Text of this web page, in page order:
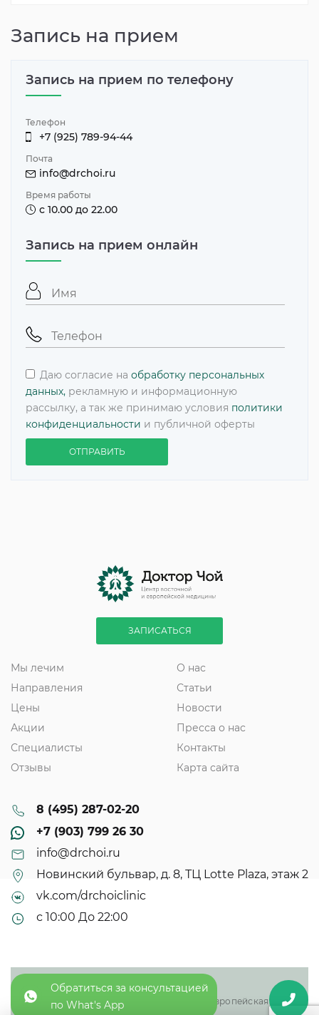
Запись на прием
Запись на прием онлайн
Даю согласие на обработку персональных
данных, рекламную и информационную
рассылку, а так же принимаю условия политики
конфиденциальности и публичной оферты
ОТПРАВИТЬ
Запись на прием по телефону
Телефон
+7 (925) 789-94-44
Почта
info@drchoi.ru
Время работы
с 10.00 до 22.00
ЗАПИСАТЬСЯ
Мы лечим
Направления
Цены
Акции
Специалисты
Отзывы
О нас
Статьи
Новости
Пресса о нас
Контакты
Карта сайта
8 (495) 287-02-20
+7 (903) 799 26 30
info@drchoi.ru
Новинский бульвар, д. 8, ТЦ Lotte Plaza, этаж 2
vk.com/drchoiclinic
с 10:00 До 22:00
© 2013 - 2025
ООО «Доктор Чой плюс» - восточная и европейская
Обратиться за консультацией
по What's App